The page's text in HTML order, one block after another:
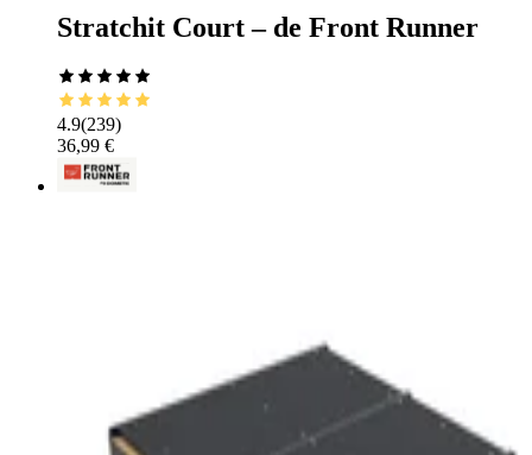
Stratchit Court – de Front Runner
4.9(239)
36,99 €